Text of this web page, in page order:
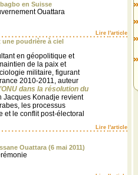
en Suisse
Ouattara
Lire l'article
poudrière à ciel
en géopolitique et
de la paix et
militaire, figurant
2010-2011, auteur
dans la résolution du
Jacques Konadje revient
les processus
et le conflit post-électoral
Lire l'article
Ouattara (6 mai 2011)